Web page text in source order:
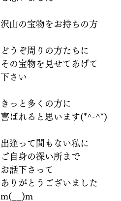
沢山の宝物をお持ちの方
どうぞ周りの方たちに
その宝物を見せてあげて
下さい
きっと多くの方に
喜ばれると思います(*^-^*)
出逢って間もない私に
ご自身の深い所まで
お話下さって
ありがとうございました
m(__)m